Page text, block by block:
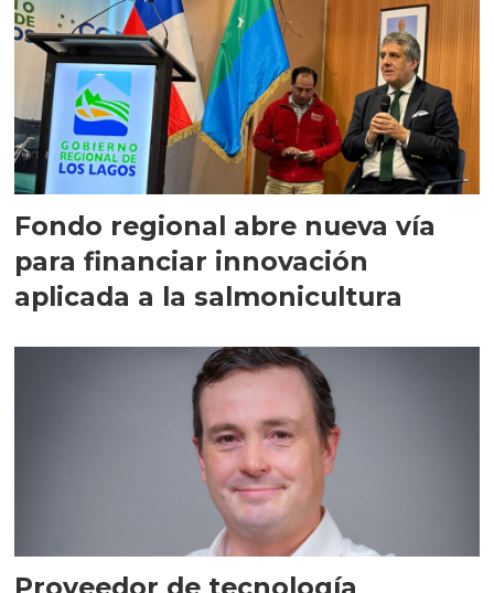
Fondo regional abre nueva vía
para financiar innovación
aplicada a la salmonicultura